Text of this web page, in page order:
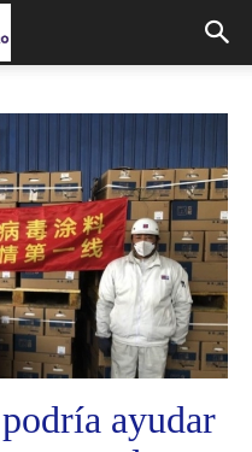
ayudar